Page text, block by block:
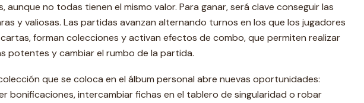
aunque no todas tienen el mismo valor. Para ganar, será clave conseguir las
y valiosas. Las partidas avanzan alternando turnos en los que los jugadores
forman colecciones y activan efectos de combo, que permiten realizar
potentes y cambiar el rumbo de la partida.
que se coloca en el álbum personal abre nuevas oportunidades:
bonificaciones, intercambiar fichas en el tablero de singularidad o robar